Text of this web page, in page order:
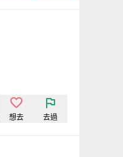
想去 去過